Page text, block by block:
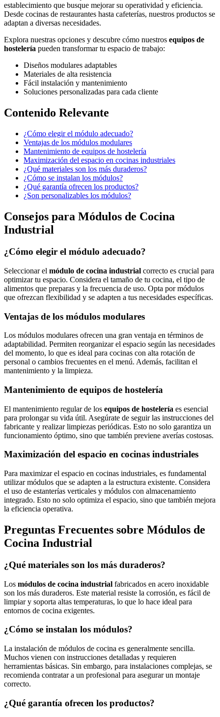
establecimiento que busque mejorar su operatividad y eficiencia.
Desde cocinas de restaurantes hasta cafeterías, nuestros productos se
adaptan a diversas necesidades.
Explora nuestras opciones y descubre cómo nuestros equipos de
hostelería pueden transformar tu espacio de trabajo:
Diseños modulares adaptables
Materiales de alta resistencia
Fácil instalación y mantenimiento
Soluciones personalizadas para cada cliente
Contenido Relevante
¿Cómo elegir el módulo adecuado?
Ventajas de los módulos modulares
Mantenimiento de equipos de hostelería
Maximización del espacio en cocinas industriales
¿Qué materiales son los más duraderos?
¿Cómo se instalan los módulos?
¿Qué garantía ofrecen los productos?
¿Son personalizables los módulos?
Consejos para Módulos de Cocina
Industrial
¿Cómo elegir el módulo adecuado?
Seleccionar el módulo de cocina industrial correcto es crucial para
optimizar tu espacio. Considera el tamaño de tu cocina, el tipo de
alimentos que preparas y la frecuencia de uso. Opta por módulos
que ofrezcan flexibilidad y se adapten a tus necesidades específicas.
Ventajas de los módulos modulares
Los módulos modulares ofrecen una gran ventaja en términos de
adaptabilidad. Permiten reorganizar el espacio según las necesidades
del momento, lo que es ideal para cocinas con alta rotación de
personal o cambios frecuentes en el menú. Además, facilitan el
mantenimiento y la limpieza.
Mantenimiento de equipos de hostelería
El mantenimiento regular de los equipos de hostelería es esencial
para prolongar su vida útil. Asegúrate de seguir las instrucciones del
fabricante y realizar limpiezas periódicas. Esto no solo garantiza un
funcionamiento óptimo, sino que también previene averías costosas.
Maximización del espacio en cocinas industriales
Para maximizar el espacio en cocinas industriales, es fundamental
utilizar módulos que se adapten a la estructura existente. Considera
el uso de estanterías verticales y módulos con almacenamiento
integrado. Esto no solo optimiza el espacio, sino que también mejora
la eficiencia operativa.
Preguntas Frecuentes sobre Módulos de
Cocina Industrial
¿Qué materiales son los más duraderos?
Los módulos de cocina industrial fabricados en acero inoxidable
son los más duraderos. Este material resiste la corrosión, es fácil de
limpiar y soporta altas temperaturas, lo que lo hace ideal para
entornos de cocina exigentes.
¿Cómo se instalan los módulos?
La instalación de módulos de cocina es generalmente sencilla.
Muchos vienen con instrucciones detalladas y requieren
herramientas básicas. Sin embargo, para instalaciones complejas, se
recomienda contratar a un profesional para asegurar un montaje
correcto.
¿Qué garantía ofrecen los productos?